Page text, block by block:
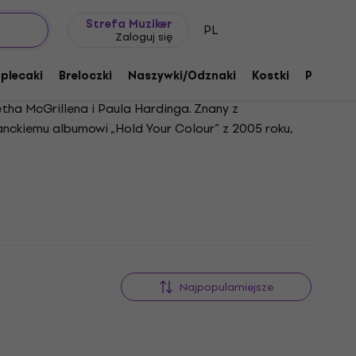
Strefa Muziker
Zaloguj się PL
Breloczki Naszywki/Odznaki Kostki Prezenty
McGrillena i Paula Hardinga. Znany z
albumowi „Hold Your Colour” z 2005 roku,
występom na żywo, czego dowodem
Najpopularniejsze